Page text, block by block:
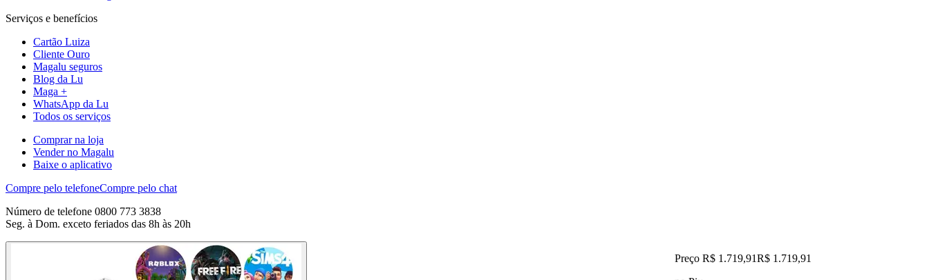
Serviços e benefícios
Cartão Luiza
Cliente Ouro
Magalu seguros
Blog da Lu
Maga +
WhatsApp da Lu
Todos os serviços
Comprar na loja
Vender no Magalu
Baixe o aplicativo
Compre pelo telefoneCompre pelo chat
Número de telefone 0800 773 3838
Seg. à Dom. exceto feriados das 8h às 20h
Preço R$ 1.719,91R$ 1.719,91